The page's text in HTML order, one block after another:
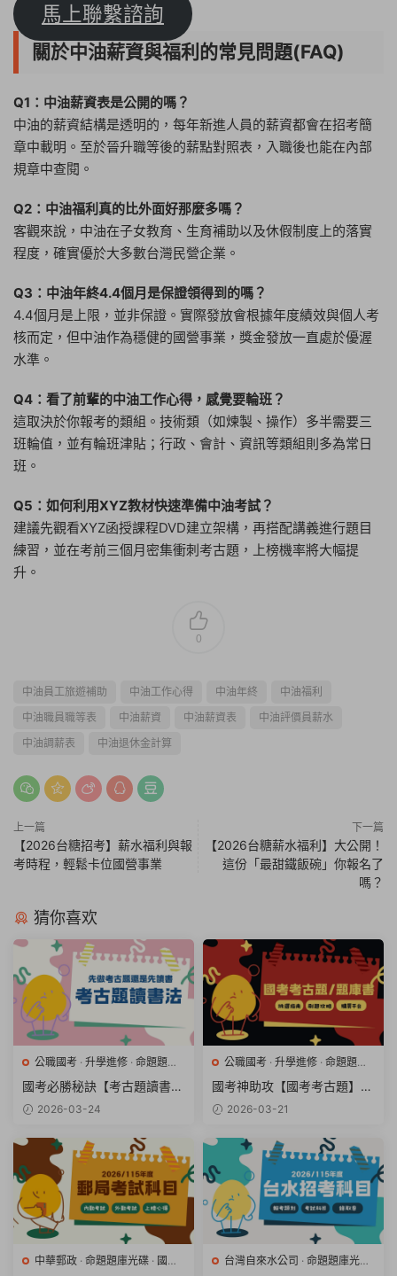
馬上聯繫諮詢
關於中油薪資與福利的常見問題(FAQ)
Q1：中油薪資表是公開的嗎？
中油的薪資結構是透明的，每年新進人員的薪資都會在招考簡
章中載明。至於晉升職等後的薪點對照表，入職後也能在內部
規章中查閱。
Q2：中油福利真的比外面好那麼多嗎？
客觀來說，中油在子女教育、生育補助以及休假制度上的落實
程度，確實優於大多數台灣民營企業。
Q3：中油年終4.4個月是保證領得到的嗎？
4.4個月是上限，並非保證。實際發放會根據年度績效與個人考
核而定，但中油作為穩健的國營事業，獎金發放一直處於優渥
水準。
Q4：看了前輩的中油工作心得，感覺要輪班？
這取決於你報考的類組。技術類（如煉製、操作）多半需要三
班輪值，並有輪班津貼；行政、會計、資訊等類組則多為常日
班。
Q5：如何利用XYZ教材快速準備中油考試？
建議先觀看XYZ函授課程DVD建立架構，再搭配講義進行題目
練習，並在考前三個月密集衝刺考古題，上榜機率將大幅提
升。
0
中油員工旅遊補助 中油工作心得 中油年終
中油福利
中油職員職等表
中油薪資 中油薪資表
中油評價員薪水
中油調薪表
中油退休金計算
上一篇
【2026台糖招考】薪水福利與報
考時程，輕鬆卡位國營事業
下一篇
【2026台糖薪水福利】大公開！
這份「最甜鐵飯碗」你報名了
嗎？
猜你喜欢
公職國考 · 升學進修 · 命題題庫
光碟
國營事業招考· 專業證照
金融銀行
國考必勝秘訣【考古題讀書
法】與備考順序全解析
2026-03-24
公職國考 · 升學進修 · 命題題庫
光碟
國營事業招考 專業證照
金融銀行
國考神助攻【國考考古題】與
【國考題庫書】挑選完全指南
2026-03-21
中華郵政 · 命題題庫光碟 · 國營
台灣自來水公司 · 命題題庫光碟